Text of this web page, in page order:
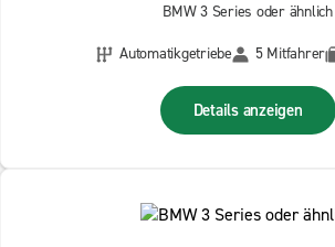
BMW 3 Series oder ähnlich
Automatikgetriebe
5 Mitfahrer
Details anzeigen